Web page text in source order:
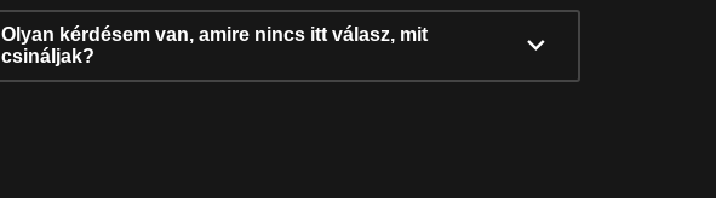
Olyan kérdésem van, amire nincs itt válasz, mit
csináljak?